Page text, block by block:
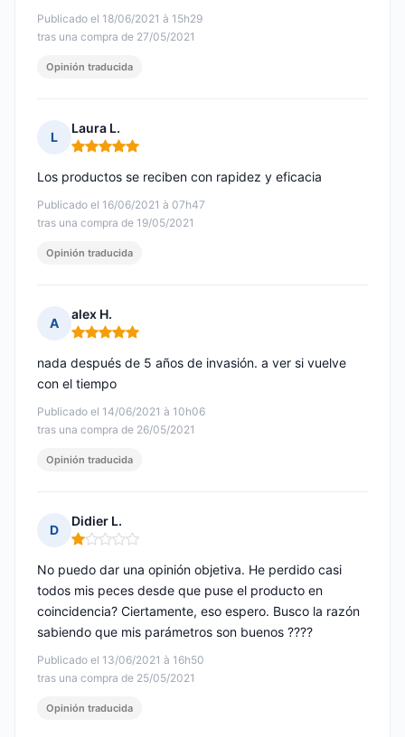
Publicado el 18/06/2021 à 15h29
tras una compra de 27/05/2021
Opinión traducida
L
Laura L.
Nota: 5 de 5
Publicado el 16/06/2021 à 07h47
tras una compra de 19/05/2021
Los productos se reciben con rapidez y eficacia
Opinión traducida
A
alex H.
Nota: 5 de 5
Publicado el 14/06/2021 à 10h06
tras una compra de 26/05/2021
nada después de 5 años de invasión. a ver si vuelve
con el tiempo
Opinión traducida
D
Didier L.
Nota: 1 de 5
Publicado el 13/06/2021 à 16h50
tras una compra de 25/05/2021
No puedo dar una opinión objetiva. He perdido casi
todos mis peces desde que puse el producto en
coincidencia? Ciertamente, eso espero. Busco la razón
sabiendo que mis parámetros son buenos ????
Opinión traducida